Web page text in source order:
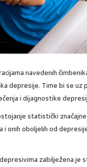
navedenih
depresije. Time bi se
i dijagnostike
statistički
i onih oboljelih od
zabilježena je